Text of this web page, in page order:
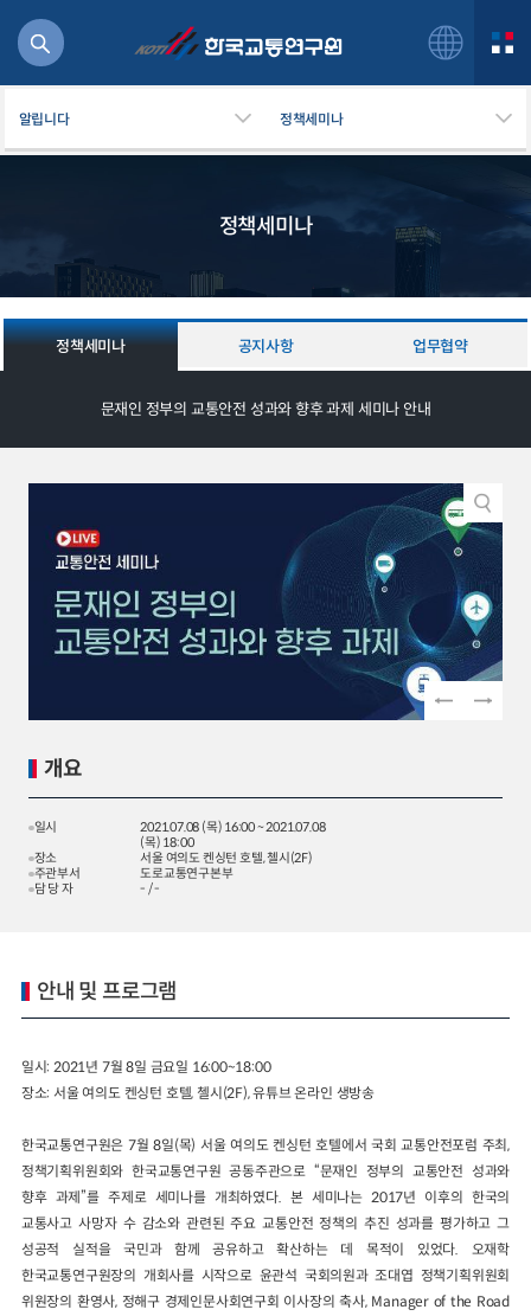
정책세미나
알립니다 정책세미나
정책세미나 공지사항 업무협약
문재인 정부의 교통안전 성과와 향후 과제 세미나 안내
개요
일시
2021.07.08 (목) 16:00 ~ 2021.07.08
(목) 18:00
장소
서울 여의도 켄싱턴 호텔, 첼시(2F)
주관부서
도로교통연구본부
담 당 자
- / -
안내 및 프로그램
일시: 2021년 7월 8일 금요일 16:00~18:00
장소: 서울 여의도 켄싱턴 호텔, 첼시(2F), 유튜브 온라인 생방송
한국교통연구원은 7월 8일(목) 서울 여의도 켄싱턴 호텔에서 국회 교통안전포럼 주최,
정책기획위원회와 한국교통연구원 공동주관으로 “문재인 정부의 교통안전 성과와
향후 과제”를 주제로 세미나를 개최하였다. 본 세미나는 2017년 이후의 한국의
교통사고 사망자 수 감소와 관련된 주요 교통안전 정책의 추진 성과를 평가하고 그
성공적 실적을 국민과 함께 공유하고 확산하는 데 목적이 있었다. 오재학
한국교통연구원장의 개회사를 시작으로 윤관석 국회의원과 조대엽 정책기획위원회
위원장의 환영사, 정해구 경제인문사회연구회 이사장의 축사, Manager of the Road
공
용
임
일반사업보고서
2024년 국가교통조사 및 분석
요약보고서
전국여객OD 여객통행량
통행발생모형
교통수요예측
기획도서
2024 생활물류 서비스 보
택배 배달대행
퀵서비
소화물배송대행
2025.09.30